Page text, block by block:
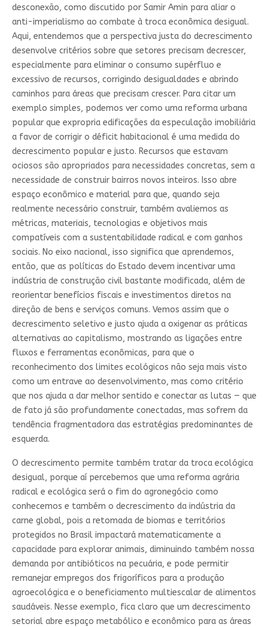
desconexão, como discutido por Samir Amin para aliar o
anti-imperialismo ao combate à troca econômica desigual.
Aqui, entendemos que a perspectiva justa do decrescimento
desenvolve critérios sobre que setores precisam decrescer,
especialmente para eliminar o consumo supérfluo e
excessivo de recursos, corrigindo desigualdades e abrindo
caminhos para áreas que precisam crescer. Para citar um
exemplo simples, podemos ver como uma reforma urbana
popular que expropria edificações da especulação imobiliária
a favor de corrigir o déficit habitacional é uma medida do
decrescimento popular e justo. Recursos que estavam
ociosos são apropriados para necessidades concretas, sem a
necessidade de construir bairros novos inteiros. Isso abre
espaço econômico e material para que, quando seja
realmente necessário construir, também avaliemos as
métricas, materiais, tecnologias e objetivos mais
compatíveis com a sustentabilidade radical e com ganhos
sociais. No eixo nacional, isso significa que aprendemos,
então, que as políticas do Estado devem incentivar uma
indústria de construção civil bastante modificada, além de
reorientar benefícios fiscais e investimentos diretos na
direção de bens e serviços comuns. Vemos assim que o
decrescimento seletivo e justo ajuda a oxigenar as práticas
alternativas ao capitalismo, mostrando as ligações entre
fluxos e ferramentas econômicas, para que o
reconhecimento dos limites ecológicos não seja mais visto
como um entrave ao desenvolvimento, mas como critério
que nos ajuda a dar melhor sentido e conectar as lutas — que
de fato já são profundamente conectadas, mas sofrem da
tendência fragmentadora das estratégias predominantes de
esquerda.
O decrescimento permite também tratar da troca ecológica
desigual, porque aí percebemos que uma reforma agrária
radical e ecológica será o fim do agronegócio como
conhecemos e também o decrescimento da indústria da
carne global, pois a retomada de biomas e territórios
protegidos no Brasil impactará matematicamente a
capacidade para explorar animais, diminuindo também nossa
demanda por antibióticos na pecuária, e pode permitir
remanejar empregos dos frigoríficos para a produção
agroecológica e o beneficiamento multiescalar de alimentos
saudáveis. Nesse exemplo, fica claro que um decrescimento
setorial abre espaço metabólico e econômico para as áreas